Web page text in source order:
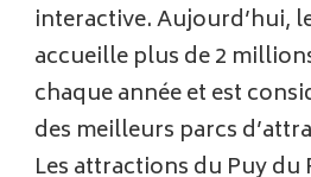
interactive. Aujourd’hui,
accueille plus de 2
chaque année et est
des meilleurs parcs
Les attractions du Puy du